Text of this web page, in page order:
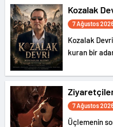
doğumunun
şekilde
Kozalak
7 Ağustos
Kozalak
kuran bir
7 Ağustos
Üçlemenin